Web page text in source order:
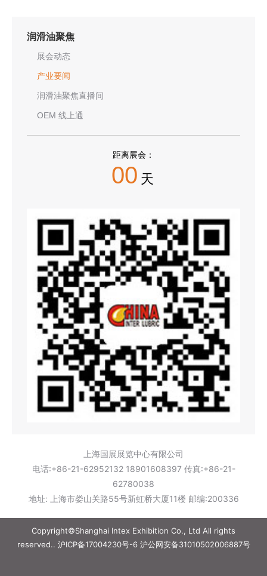
润滑油聚焦
展会动态
产业要闻
润滑油聚焦直播间
OEM 线上通
距离展会：
00 天
上海国展展览中心有限公司
电话:+86-21-62952132 18901608397 传真:+86-21-
62780038
地址: 上海市娄山关路55号新虹桥大厦11楼 邮编:200336
Copyright©Shanghai Intex Exhibition Co., Ltd All rights
reserved.. 沪ICP备17004230号-6沪公网安备31010502006887号